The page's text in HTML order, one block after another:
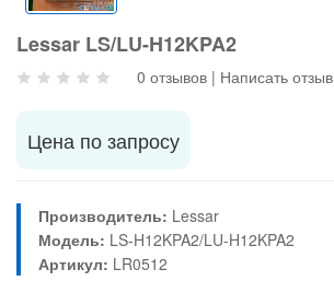
Lessar LS/LU-H12KPA2
0 отзывов | Написать отзыв
Цена по запросу
Производитель: Lessar
Модель: LS-H12KPA2/LU-H12KPA2
Артикул: LR0512